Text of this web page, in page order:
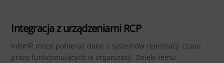
Integracja z urządzeniami RCP
InfoHR może pobierać dane z systemów rejestracji czasu
pracy funkcjonujących w organizacji. Dzięki temu